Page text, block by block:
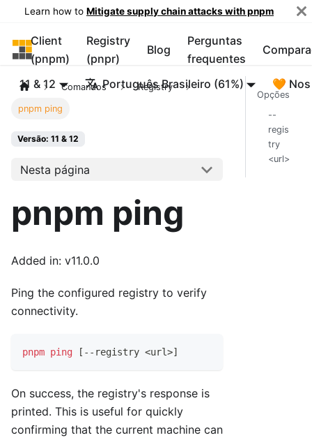
Learn how to Mitigate supply chain attacks with pnpm
pnpm
Client
(pnpm)
Registry
(pnpr)
Blog
Perguntas
frequentes
11 & 12 Português Brasileiro (61%) 🧡
Comandos Registry
pnpm ping
Versão: 11 & 12
Nesta página
pnpm ping
Added in: v11.0.0
Ping the configured registry to verify
connectivity.
pnpm ping [ --registry <url>]
On success, the registry's response is
printed. This is useful for quickly
confirming that the current machine can
Opções
--
regis
try
<url>